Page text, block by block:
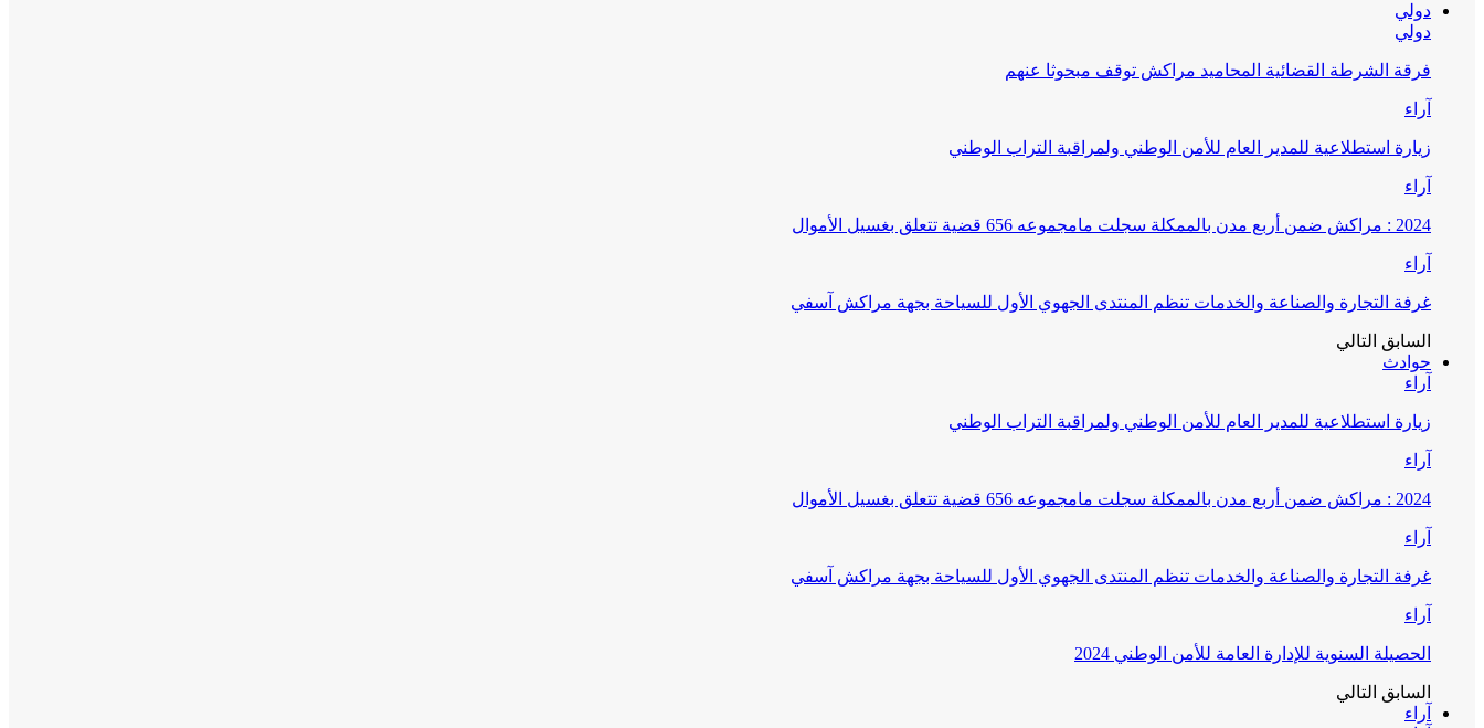
دولي
دولي
فرقة الشرطة القضائية المحاميد مراكش توقف مبحوثا عنهم
آراء
زيارة استطلاعية للمدير العام للأمن الوطني ولمراقبة التراب الوطني
آراء
2024 : مراكش ضمن أربع مدن بالممكلة سجلت مامجموعه 656 قضية تتعلق بغسيل الأموال
آراء
غرفة التجارة والصناعة والخدمات تنظم المنتدى الجهوي الأول للسياحة بجهة مراكش آسفي
السابق التالي
حوادث
آراء
زيارة استطلاعية للمدير العام للأمن الوطني ولمراقبة التراب الوطني
آراء
2024 : مراكش ضمن أربع مدن بالممكلة سجلت مامجموعه 656 قضية تتعلق بغسيل الأموال
آراء
غرفة التجارة والصناعة والخدمات تنظم المنتدى الجهوي الأول للسياحة بجهة مراكش آسفي
آراء
الحصيلة السنوية للإدارة العامة للأمن الوطني 2024
السابق التالي
آراء